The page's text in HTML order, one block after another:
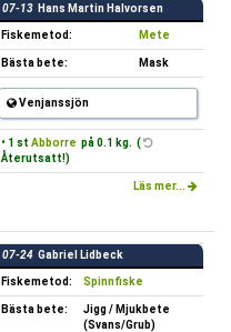
07-13 Hans Martin Halvorsen
Fiskemetod: Mete
Bästa bete: Mask
Venjanssjön
• 1 st Abborre på 0.1 kg. (
Återutsatt!)
Läs mer...
07-24 Gabriel Lidbeck
Fiskemetod: Spinnfiske
Bästa bete:
Jigg / Mjukbete
(Svans/Grub)